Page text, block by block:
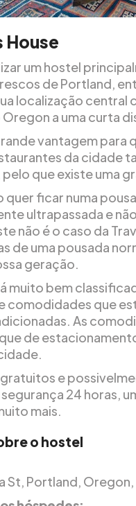
House
um hostel
de Portland,
localização central
a uma curta
vantagem para
da cidade
que existe uma
quer ficar numa
ultrapassada e
não é o caso da
de uma pousada
geração.
muito bem
comodidades que
As
de
e
24 horas,
mais.
o hostel
St, Portland, Oregon,